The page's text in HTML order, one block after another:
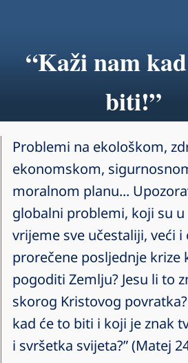
“Kaži nam
biti!”
Problemi na ekološkom,
ekonomskom,
moralnom planu...
globalni problemi, koji su
vrijeme sve učestaliji, veći i
prorečene posljednje krize
pogoditi Zemlju? Jesu li to
skorog Kristovog povratka?
kad će to biti i koji je znak
i svršetka svijeta?” (Matej